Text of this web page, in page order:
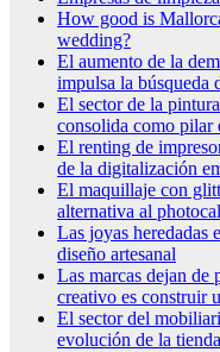
How good is
wedding?
El aumento de la
impulsa la búsqueda
El sector de la
consolida como pilar
El renting de
de la digitalización
El maquillaje con
alternativa al
Las joyas heredadas
diseño artesanal
Las marcas dejan de
creativo es construir
El sector del
evolución de la